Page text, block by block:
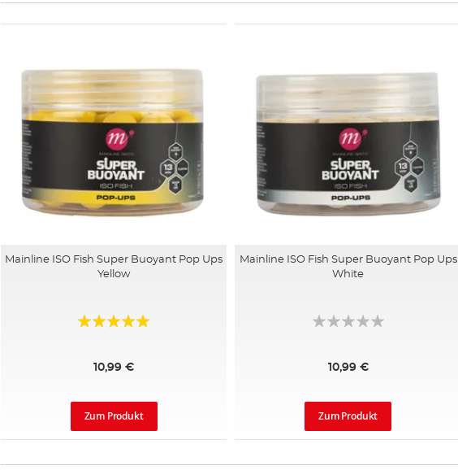
Mainline ISO Fish Super Buoyant Pop Ups
Yellow
Bewertung:
10,99 €
Zum Produkt
Mainline ISO Fish Super Buoyant Pop Ups
White
10,99 €
Zum Produkt